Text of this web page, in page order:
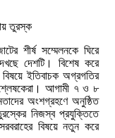
শীর্ষ সম্মেলনকে ঘিরে
দেশটি। বিশেষ করে
বিষয়ে ইতিবাচক অগ্রগতির
আগামী ৭ ও ৮
অংশগ্রহণে অনুষ্ঠিত
নিজস্ব প্রযুক্তিতে
বিষয়ে নতুন করে